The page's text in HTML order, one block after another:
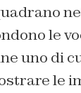
le
uno di
le